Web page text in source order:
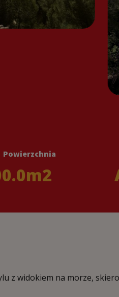
Powierzchnia
m2
z widokiem na morze,